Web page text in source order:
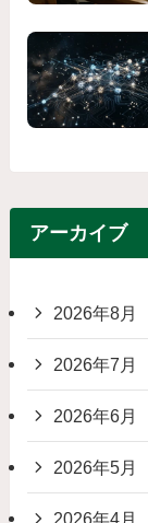
アーカイブ
2026年8月
2026年7月
2026年6月
2026年5月
2026年4月